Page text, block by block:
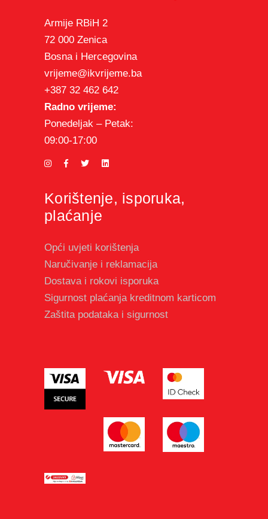
Armije RBiH 2
72 000 Zenica
Bosna i Hercegovina
vrijeme@ikvrijeme.ba
+387 32 462 642
Radno vrijeme:
Ponedeljak – Petak:
09:00-17:00
Korištenje, isporuka,
plaćanje
Opći uvjeti korištenja
Naručivanje i reklamacija
Dostava i rokovi isporuka
Sigurnost plaćanja kreditnom karticom
Zaštita podataka i sigurnost